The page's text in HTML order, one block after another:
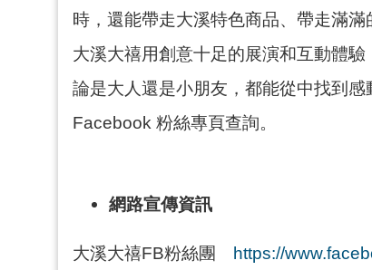
時，還能帶走大溪特色商品、帶走滿滿
大溪大禧用創意十足的展演和互動體
論是大人還是小朋友，都能從中找到
Facebook 粉絲專頁查詢。
網路宣傳資訊
大溪大禧FB粉絲團 https://